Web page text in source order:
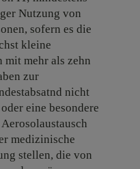
Nutzung von
sofern es die
kleine
mehr als zehn
zur
nicht
eine besondere
medizinische
stellen, die von